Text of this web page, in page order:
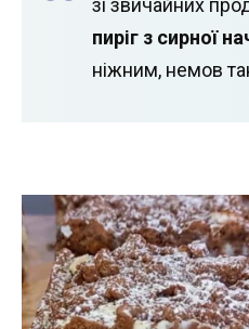
пиріг з сирної
ніжним, немов